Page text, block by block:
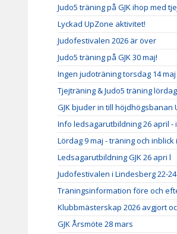
Judo5 träning på GJK ihop med
Lyckad UpZone aktivitet!
Judofestivalen 2026 är över
Judo5 träning på GJK 30 maj!
Ingen judoträning torsdag 14
Tjejträning & Judo5 träning
GJK bjuder in till höjdhögsbanan
Info ledsagarutbildning 26 april -
Lördag 9 maj - träning och
Ledsagarutbildning GJK 26 apri l
Judofestivalen i Lindesberg 22-
Träningsinformation före och
Klubbmästerskap 2026 avgjort
GJK Årsmöte 28 mars